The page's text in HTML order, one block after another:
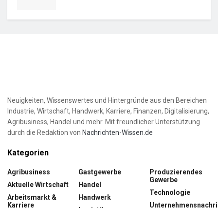
Neuigkeiten, Wissenswertes und Hintergründe aus den Bereichen
Industrie, Wirtschaft, Handwerk, Karriere, Finanzen, Digitalisierung,
Agribusiness, Handel und mehr. Mit freundlicher Unterstützung
durch die Redaktion von Nachrichten-Wissen.de
Kategorien
Agribusiness
Aktuelle Wirtschaft
Arbeitsmarkt &
Karriere
Gastgewerbe
Handel
Handwerk
Produzierendes
Gewerbe
Technologie